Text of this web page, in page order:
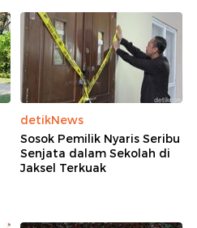
detikNews
Sosok Pemilik Nyaris Seribu
Senjata dalam Sekolah di
Jaksel Terkuak